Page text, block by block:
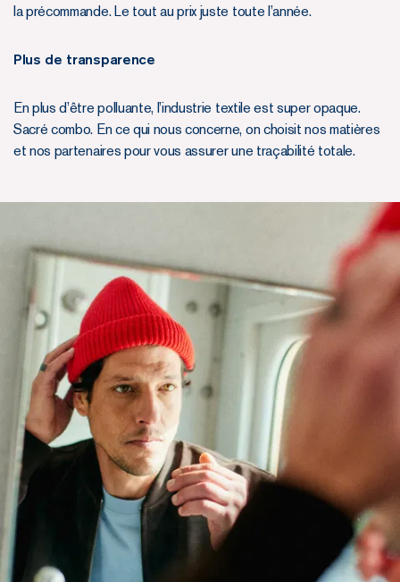
la précommande. Le tout au prix juste toute l’année.
Plus de transparence
En plus d’être polluante, l’industrie textile est super opaque.
Sacré combo. En ce qui nous concerne, on choisit nos matières
et nos partenaires pour vous assurer une traçabilité totale.